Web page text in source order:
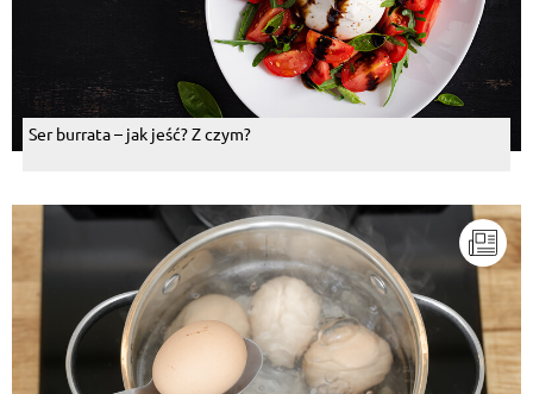
Ser burrata – jak jeść? Z czym?